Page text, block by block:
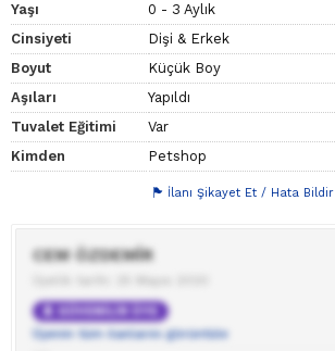
Yaşı
0 - 3 Aylık
Cinsiyeti
Dişi & Erkek
Boyut
Küçük Boy
Aşıları
Yapıldı
Tuvalet Eğitimi
Var
Kimden
Petshop
İlanı Şikayet Et / Hata Bildir
CEM ÖZDEMİR
Üyenin tüm ilanlarını görüntüle